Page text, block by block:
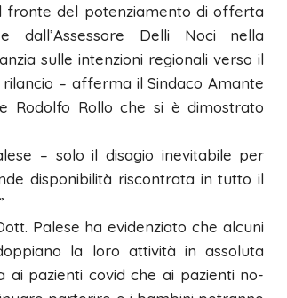
fronte del potenziamento di offerta
dall’Assessore Delli Noci nella
sulle intenzioni regionali verso il
– afferma il Sindaco Amante
Rodolfo Rollo che si è dimostrato
– solo il disagio inevitabile per
disponibilità riscontrata in tutto il
Palese ha evidenziato che alcuni
la loro attività in assoluta
ai pazienti covid che ai pazienti no-